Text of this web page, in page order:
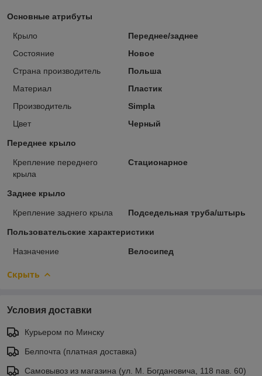
Основные атрибуты
Крыло
Переднее/заднее
Состояние
Новое
Страна производитель
Польша
Материал
Пластик
Производитель
Simpla
Цвет
Черный
Переднее крыло
Крепление переднего
крыла
Стационарное
Заднее крыло
Крепление заднего крыла Подседельная труба/штырь
Пользовательские характеристики
Назначение Велосипед
Скрыть
Условия доставки
Курьером по Минску
Белпочта (платная доставка)
Самовывоз из магазина (ул. М. Богдановича, 118 пав. 60)